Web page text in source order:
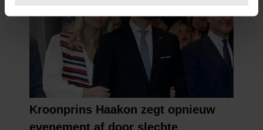
intrekken in de Cookieverklaring.
We gebruiken cookies om content en advertenties te
personaliseren, om functies voor social media te bieden
en om ons websiteverkeer te analyseren. Ook delen we
informatie over uw gebruik van onze site met onze
partners voor social media, adverteren en analyse. Deze
partners kunnen deze gegevens combineren met andere
informatie die u aan ze heeft verstrekt of die ze hebben